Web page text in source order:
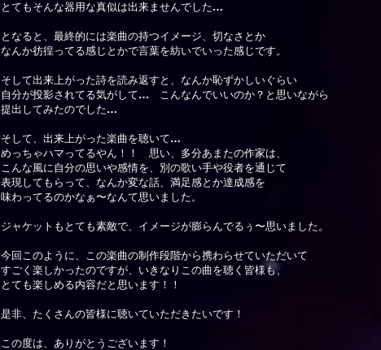
とてもそんな器用な真似は出来ませんでした…
となると、最終的には楽曲の持つイメージ、切なさとか
なんか彷徨ってる感じとかで言葉を紡いでいった感じです。
そして出来上がった詩を読み返すと、なんか恥ずかしいぐらい
自分が投影されてる気がして… こんなんでいいのか？と思いながら
提出してみたのでした…
そして、出来上がった楽曲を聴いて…
めっちゃハマってるやん！！ 思い、多分あまたの作家は、
こんな風に自分の思いや感情を、別の歌い手や役者を通じて
表現してもらって、なんか変な話、満足感とか達成感を
味わってるのかなぁ〜なんて思いました。
ジャケットもとても素敵で、イメージが膨らんでるぅ〜思いました。
今回このように、この楽曲の制作段階から携わらせていただいて
すごく楽しかったのですが、いきなりこの曲を聴く皆様も、
とても楽しめる内容だと思います！！
是非、たくさんの皆様に聴いていただきたいです！
この度は、ありがとうございます！